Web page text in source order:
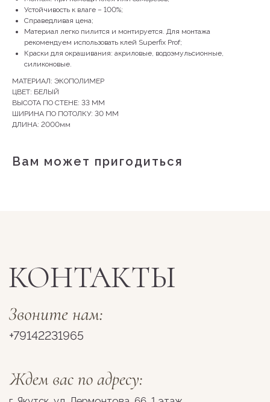
Устойчивость к влаге – 100%;
Справедливая цена;
Материал легко пилится и монтируется. Для монтажа
рекомендуем использовать клей Superfix Prof;
Краски для окрашивания: акриловые, водоэмульсионные,
силиконовые.
МАТЕРИАЛ: ЭКОПОЛИМЕР
ЦВЕТ: БЕЛЫЙ
ВЫСОТА ПО СТЕНЕ: 33 ММ
ШИРИНА ПО ПОТОЛКУ: 30 ММ
ДЛИНА: 2000мм
Вам может пригодиться
+79142231965
КОНТАКТЫ